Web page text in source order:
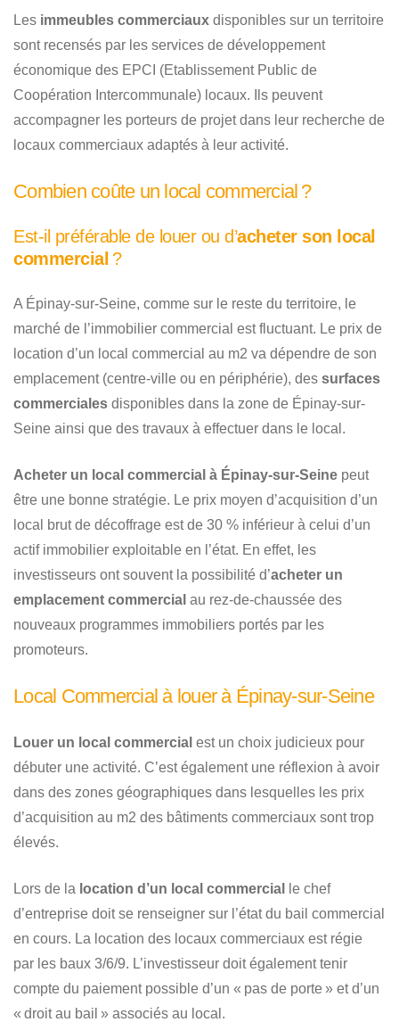
Les immeubles commerciaux disponibles sur un territoire
sont recensés par les services de développement
économique des EPCI (Etablissement Public de
Coopération Intercommunale) locaux. Ils peuvent
accompagner les porteurs de projet dans leur recherche de
locaux commerciaux adaptés à leur activité.
Combien coûte un local commercial ?
Est-il préférable de louer ou d’acheter son local
commercial ?
A Épinay-sur-Seine, comme sur le reste du territoire, le
marché de l’immobilier commercial est fluctuant. Le prix de
location d’un local commercial au m2 va dépendre de son
emplacement (centre-ville ou en périphérie), des surfaces
commerciales disponibles dans la zone de Épinay-sur-
Seine ainsi que des travaux à effectuer dans le local.
Acheter un local commercial à Épinay-sur-Seine peut
être une bonne stratégie. Le prix moyen d’acquisition d’un
local brut de décoffrage est de 30 % inférieur à celui d’un
actif immobilier exploitable en l’état. En effet, les
investisseurs ont souvent la possibilité d’acheter un
emplacement commercial au rez-de-chaussée des
nouveaux programmes immobiliers portés par les
promoteurs.
Local Commercial à louer à Épinay-sur-Seine
Louer un local commercial est un choix judicieux pour
débuter une activité. C’est également une réflexion à avoir
dans des zones géographiques dans lesquelles les prix
d’acquisition au m2 des bâtiments commerciaux sont trop
élevés.
Lors de la location d’un local commercial
le chef
d’entreprise doit se renseigner sur l’état du bail commercial
en cours. La location des locaux commerciaux est régie
par les baux 3/6/9. L’investisseur doit également tenir
compte du paiement possible d’un « pas de porte » et d’un
« droit au bail » associés au local.